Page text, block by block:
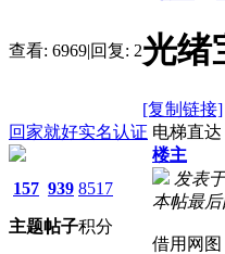
查看: 6969|回复: 2光绪
[复制链接]
回家就好实名认证
157
主题
939
帖子
8517
积分
电梯直达
楼主
发表
本帖最后
借用网